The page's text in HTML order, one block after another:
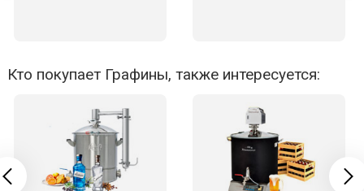
Кто покупает Графины, также интересуется: